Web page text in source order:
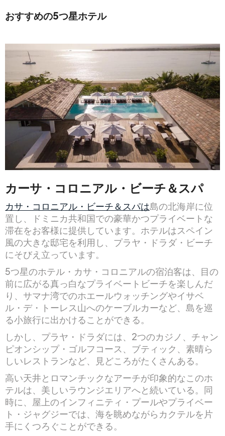
おすすめの5つ星ホテル
カーサ・コロニアル・ビーチ＆スパ
カサ・コロニアル・ビーチ＆スパは島の北海岸に位
置し、ドミニカ共和国での豪華かつプライベートな
滞在をお客様に提供しています。ホテルはスペイン
風の大きな邸宅を利用し、プラヤ・ドラダ・ビーチ
にそびえ立っています。
5つ星のホテル・カサ・コロニアルの宿泊客は、目の
前に広がる真っ白なプライベートビーチを楽しんだ
り、サマナ湾でのホエールウォッチングやイサベ
ル・デ・トーレス山へのケーブルカーなど、島を巡
る小旅行に出かけることができる。
しかし、プラヤ・ドラダには、2つのカジノ、チャン
ピオンシップ・ゴルフコース、ブティック、素晴ら
しいレストランなど、見どころがたくさんある。
高い天井とロマンチックなアーチが印象的なこのホ
テルは、美しいラウンジエリアへと続いている。同
時に、屋上のインフィニティ・プールやプライベー
ト・ジャグジーでは、海を眺めながらカクテルを片
手にくつろぐことができる。